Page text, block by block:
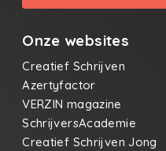
Onze websites
Creatief Schrijven
Azertyfactor
VERZIN magazine
SchrijversAcademie
Creatief Schrijven Jong